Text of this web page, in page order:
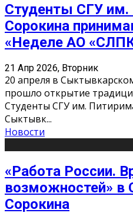
Студенты СГУ им.
Сорокина
«Неделе АО
21 Апр 2026, Вторник
20 апреля в
прошло открытие
Студенты СГУ им.
Сыктывк...
Новости
«Работа России.
возможностей» в
Сорокина